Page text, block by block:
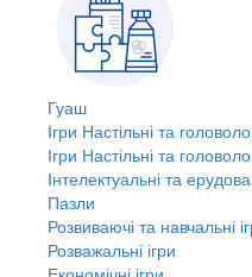
Гуаш
Ігри Настільні та
Ігри Настільні та
Інтелектуальні та
Пазли
Розвиваючі та навчальні
Розважальні ігри